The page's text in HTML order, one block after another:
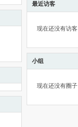
最近访客
现在还没有访客
小组
现在还没有圈子